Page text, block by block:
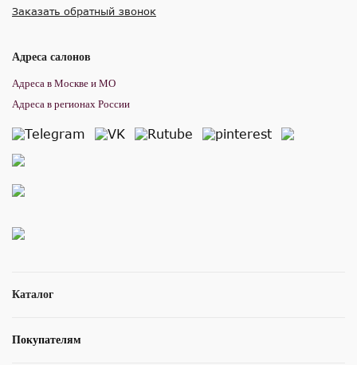
Каталог
Покупателям
Заказать обратный звонок
Адреса салонов
Адреса в Москве и МО
Адреса в регионах России